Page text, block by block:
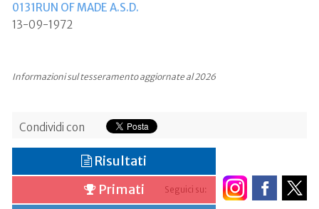
0131RUN OF MADE A.S.D.
13-09-1972
Informazioni sul tesseramento aggiornate al 2026
Condividi con
Seguici su:
Risultati
Primati